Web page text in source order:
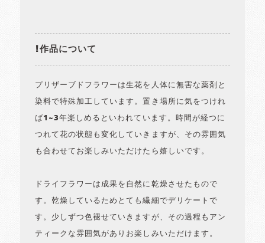
!作品について
プリザーブドフラワーは生花を人体に無害な薬剤と
染料で特殊加工しています。置き場所に気をつけれ
ば1~3年楽しめるといわれています。時間が経つに
つれて花の状態も変化していきますが、その雰囲気
も合わせてお楽しみいただけたら嬉しいです。
ドライフラワーは成果を自然に乾燥させたもので
す。乾燥しているためとても繊細でデリケートで
す。少しずつ色褪せていきますが、その過程もアン
ティークな雰囲気がありお楽しみいただけます。